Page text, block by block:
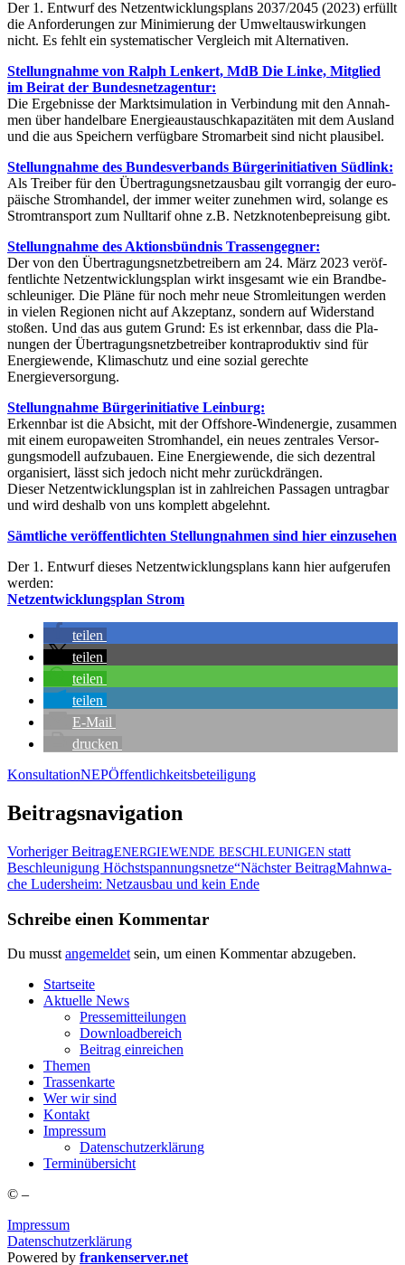
Der 1. Ent­wurf des Netz­ent­wick­lungs­plans 2037/2045 (2023) erfüllt
die Anfor­de­run­gen zur Mini­mie­rung der Umwelt­aus­wir­kun­gen
nicht. Es fehlt ein sys­te­ma­ti­scher Ver­gleich mit Alternativen.
Stel­lung­nah­me von Ralph Len­kert, MdB Die Lin­ke, Mit­glied
im Bei­rat der Bundesnetzagentur:
Die Ergeb­nis­se der Markt­si­mu­la­ti­on in Ver­bin­dung mit den Annah­
men über han­del­ba­re Ener­gie­aus­tausch­ka­pa­zi­tä­ten mit dem Aus­land
und die aus Spei­chern ver­füg­ba­re Strom­ar­beit sind nicht plausibel.
Stel­lung­nah­me des Bun­des­ver­bands Bür­ger­initia­ti­ven Südlink:
Als Trei­ber für den Über­tra­gungs­netz­aus­bau gilt vor­ran­gig der euro­
päi­sche Strom­han­del, der immer wei­ter zuneh­men wird, solan­ge es
Strom­trans­port zum Null­ta­rif ohne z.B. Netz­kno­ten­be­prei­sung gibt.
Stel­lung­nah­me des Akti­ons­bünd­nis Trassengegner:
Der von den Über­tra­gungs­netz­be­trei­bern am 24. März 2023 ver­öf­
fent­lich­te Netz­ent­wick­lungs­plan wirkt ins­ge­samt wie ein Brand­be­
schleu­ni­ger. Die Plä­ne für noch mehr neue Strom­lei­tun­gen wer­den
in vie­len Regio­nen nicht auf Akzep­tanz, son­dern auf Wider­stand
sto­ßen. Und das aus gutem Grund: Es ist erkenn­bar, dass die Pla­
nun­gen der Über­tra­gungs­netz­be­trei­ber kon­tra­pro­duk­tiv sind für
Ener­gie­wen­de, Kli­ma­schutz und eine sozi­al gerech­te
Energieversorgung.
Stel­lung­nah­me Bür­ger­initia­ti­ve Leinburg:
Erkenn­bar ist die Absicht, mit der Off­shore-Wind­ener­gie, zusam­men
mit einem euro­pa­wei­ten Strom­han­del, ein neu­es zen­tra­les Ver­sor­
gungs­mo­dell auf­zu­bau­en. Eine Ener­gie­wen­de, die sich dezen­tral
orga­ni­siert, lässt sich jedoch nicht mehr zurückdrängen.
Die­ser Netz­ent­wick­lungs­plan ist in zahl­rei­chen Pas­sa­gen untrag­bar
und wird des­halb von uns kom­plett abgelehnt.
Sämt­li­che ver­öf­fent­lich­ten Stel­lung­nah­men sind hier einzusehen
Der 1. Ent­wurf die­ses Netz­ent­wick­lungs­plans kann hier auf­ge­ru­fen
werden:
Netz­ent­wick­lungs­plan Strom
tei­len
tei­len
tei­len
tei­len
E‑Mail
dru­cken
KonsultationNEPÖffentlichkeitsbeteiligung
Beitragsnavigation
Vorheriger Beitrag
„ENERGIEWENDE BESCHLEUNIGENstatt
Beschleu­ni­gung Höchstspannungsnetze“Nächster BeitragMahn­wa­
che Luders­heim: Netz­aus­bau und kein Ende
Schreibe einen Kommentar
Du musstangemeldetsein, um einen Kommentar abzugeben.
Start­sei­te
Aktu­el­le News
Pres­se­mit­tei­lun­gen
Down­load­be­reich
Bei­trag einreichen
The­men
Tras­sen­kar­te
Wer wir sind
Kon­takt
Impres­sum
Daten­schutz­er­klä­rung
Ter­min­über­sicht
© –
Impressum
Datenschutzerklärung
Powered by frankenserver.net